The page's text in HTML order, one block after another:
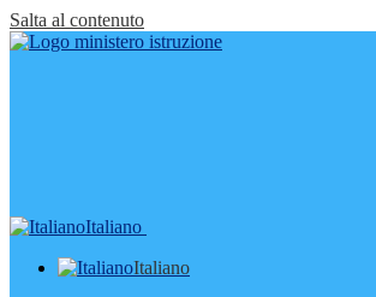
Salta al contenuto
Italiano
Italiano